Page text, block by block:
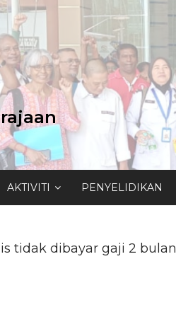
AKTIVITI PENYELIDIKAN
tidak dibayar gaji 2 bulan